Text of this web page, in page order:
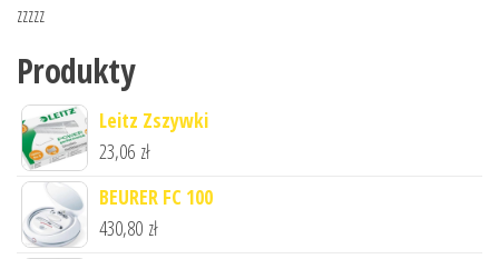
zzzzz
Produkty
Leitz Zszywki
23,06 zł
BEURER FC 100
430,80 zł